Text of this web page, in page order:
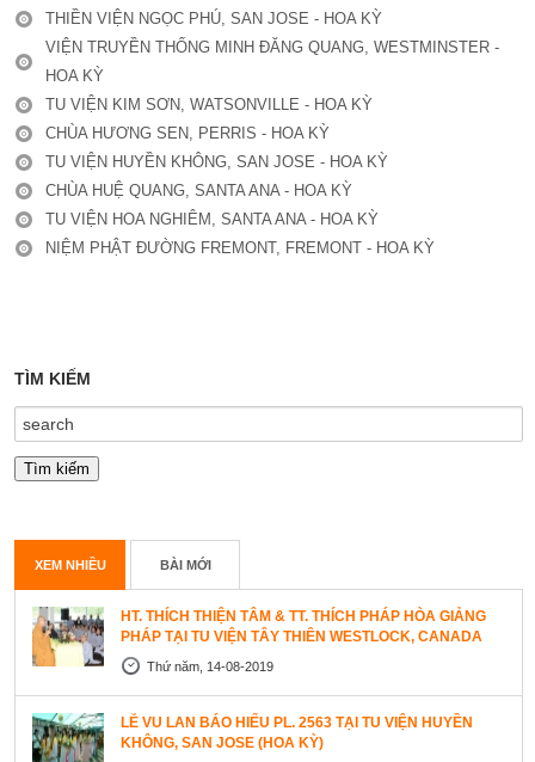
THIỀN VIỆN NGỌC PHÚ, SAN JOSE - HOA KỲ
VIỆN TRUYỀN THỐNG MINH ĐĂNG QUANG, WESTMINSTER -
HOA KỲ
TU VIỆN KIM SƠN, WATSONVILLE - HOA KỲ
CHÙA HƯƠNG SEN, PERRIS - HOA KỲ
TU VIỆN HUYỀN KHÔNG, SAN JOSE - HOA KỲ
CHÙA HUỆ QUANG, SANTA ANA - HOA KỲ
TU VIỆN HOA NGHIÊM, SANTA ANA - HOA KỲ
NIỆM PHẬT ĐƯỜNG FREMONT, FREMONT - HOA KỲ
TÌM KIẾM
XEM NHIỀU BÀI MỚI
HT. THÍCH THIỆN TÂM & TT. THÍCH PHÁP HÒA GIẢNG
PHÁP TẠI TU VIỆN TÂY THIÊN WESTLOCK, CANADA
Thứ năm, 14-08-2019
LỄ VU LAN BÁO HIẾU PL. 2563 TẠI TU VIỆN HUYỀN
KHÔNG, SAN JOSE (HOA KỲ)